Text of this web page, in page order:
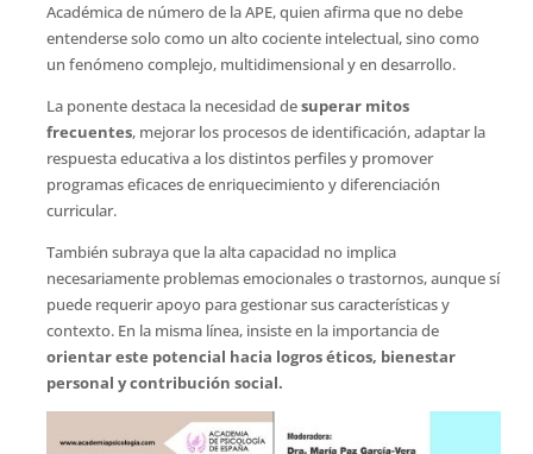
Académica de número de la APE, quien afirma que no debe
entenderse solo como un alto cociente intelectual, sino como
un fenómeno complejo, multidimensional y en desarrollo.
La ponente destaca la necesidad desuperar mitos
frecuentes, mejorar los procesos de identificación, adaptar la
respuesta educativa a los distintos perfiles y promover
programas eficaces de enriquecimiento y diferenciación
curricular.
También subraya que la alta capacidad no implica
necesariamente problemas emocionales o trastornos, aunque sí
puede requerir apoyo para gestionar sus características y
contexto. En la misma línea, insiste en la importancia de
orientar este potencial hacia logros éticos, bienestar
personal y contribución social.